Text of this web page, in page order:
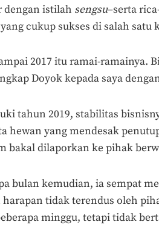
dengan istilah sengsu–serta
cukup sukses di salah satu
2017 itu ramai-ramainya.
Doyok kepada saya
tahun 2019, stabilitas
hewan yang mendesak
bakal dilaporkan ke pihak
bulan kemudian, ia sempat
harapan tidak terendus oleh
minggu, tetapi tidak